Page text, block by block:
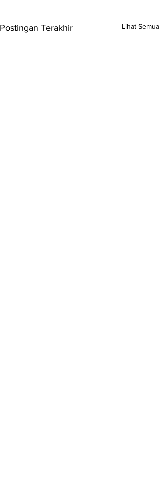
Postingan Terakhir Lihat Semua